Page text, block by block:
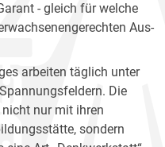
- gleich für welche
Aus-
arbeiten täglich unter
Die
nur mit ihren
sondern